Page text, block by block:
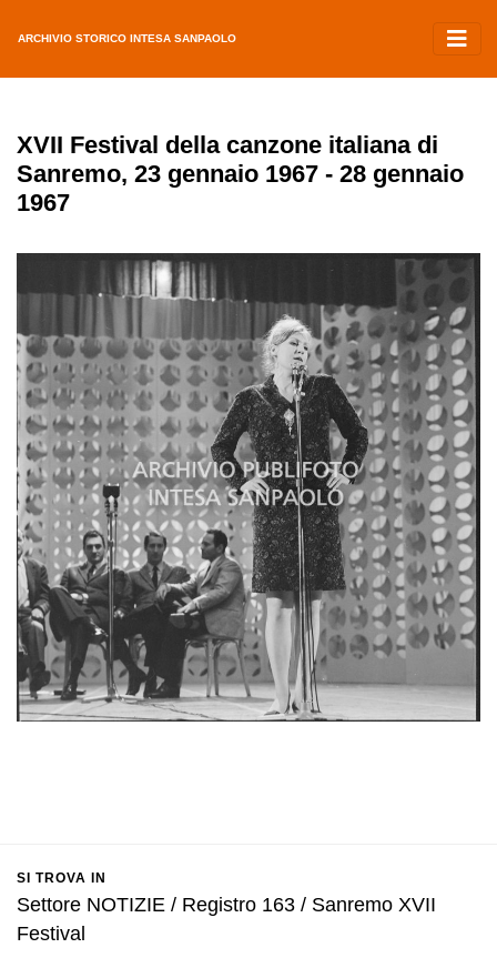
ARCHIVIO STORICO INTESA SANPAOLO
XVII Festival della canzone italiana di
Sanremo, 23 gennaio 1967 - 28 gennaio
1967
SI TROVA IN
Settore NOTIZIE / Registro 163 / Sanremo XVII
Festival